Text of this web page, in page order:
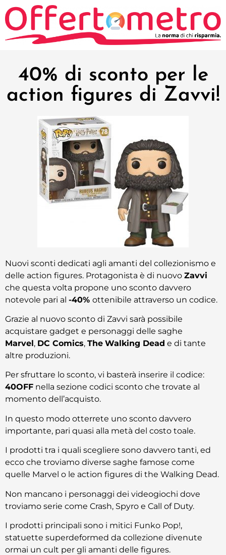
40% di sconto per le
action figures di Zavvi!
Nuovi sconti dedicati agli amanti del collezionismo e
delle action figures. Protagonista è di nuovo Zavvi
che questa volta propone uno sconto davvero
notevole pari al -40% ottenibile attraverso un codice.
Grazie al nuovo sconto di Zavvi sarà possibile
acquistare gadget e personaggi delle saghe
Marvel, DC Comics, The Walking Dead e di tante
altre produzioni.
Per sfruttare lo sconto, vi basterà inserire il codice:
40OFF nella sezione codici sconto che trovate al
momento dell’acquisto.
In questo modo otterrete uno sconto davvero
importante, pari quasi alla metà del costo toale.
I prodotti tra i quali scegliere sono davvero tanti, ed
ecco che troviamo diverse saghe famose come
quelle Marvel o le action figures di the Walking Dead.
Non mancano i personaggi dei videogiochi dove
troviamo serie come Crash, Spyro e Call of Duty.
I prodotti principali sono i mitici Funko Pop!,
statuette superdeformed da collezione divenute
ormai un cult per gli amanti delle figures.